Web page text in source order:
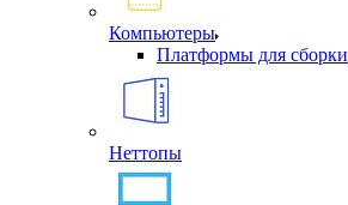
Компьютеры
Платформы для сборки
Неттопы